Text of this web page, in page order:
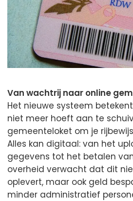
Van wachtrij naar online
Het nieuwe systeem
niet meer hoeft aan te
gemeenteloket om je
Alles kan digitaal: van het
gegevens tot het betalen
overheid verwacht dat dit
oplevert, maar ook geld
minder administratief